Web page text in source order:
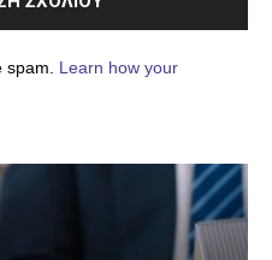
spam. Learn how your